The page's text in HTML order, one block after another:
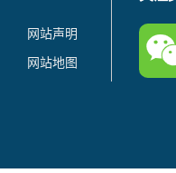
网站声明
网站地图